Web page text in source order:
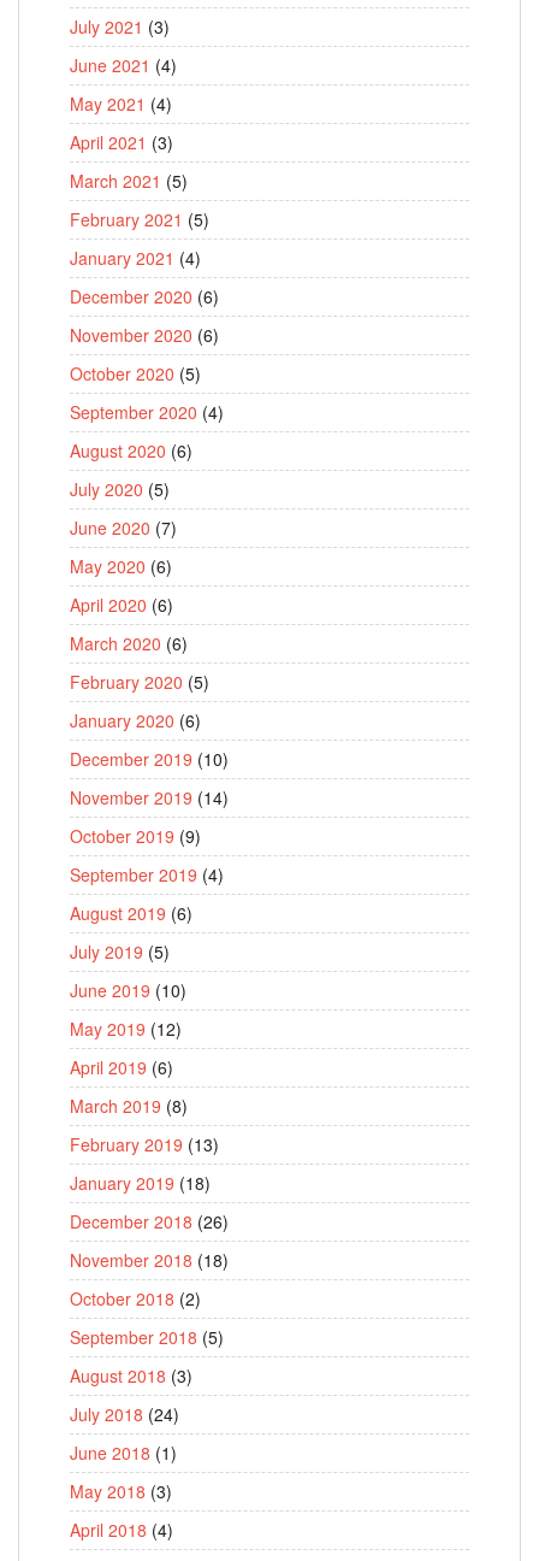
July 2021 (3)
June 2021 (4)
May 2021 (4)
April 2021 (3)
March 2021 (5)
February 2021 (5)
January 2021 (4)
December 2020 (6)
November 2020 (6)
October 2020 (5)
September 2020 (4)
August 2020 (6)
July 2020 (5)
June 2020 (7)
May 2020 (6)
April 2020 (6)
March 2020 (6)
February 2020 (5)
January 2020 (6)
December 2019 (10)
November 2019 (14)
October 2019 (9)
September 2019 (4)
August 2019 (6)
July 2019 (5)
June 2019 (10)
May 2019 (12)
April 2019 (6)
March 2019 (8)
February 2019 (13)
January 2019 (18)
December 2018 (26)
November 2018 (18)
October 2018 (2)
September 2018 (5)
August 2018 (3)
July 2018 (24)
June 2018 (1)
May 2018 (3)
April 2018 (4)